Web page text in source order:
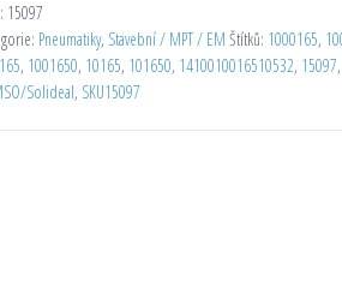
15097
Pneumatiky, Stavební / MPT / EM Štítků: 1000165,
, 1001650, 10165, 101650, 1410010016510532, 15097,
Solideal, SKU15097